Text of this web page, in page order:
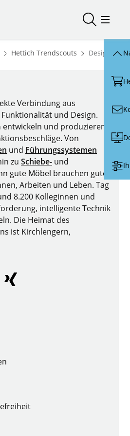
SucheMenü
Startseite
Hettich Trendscouts Startseite
Verbindung aus
und Design.
und produzieren
Von
und Führungssystemen
zu Schiebe- und
gute Möbel brauchen gute
Arbeiten und Leben. Tag
8.200 Kolleginnen und
intelligente Technik
Die Heimat des
ist Kirchlengern,
XING